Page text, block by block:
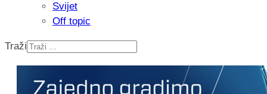
Isprobali smo: Thermostar
Svijet
Off topic
Traži